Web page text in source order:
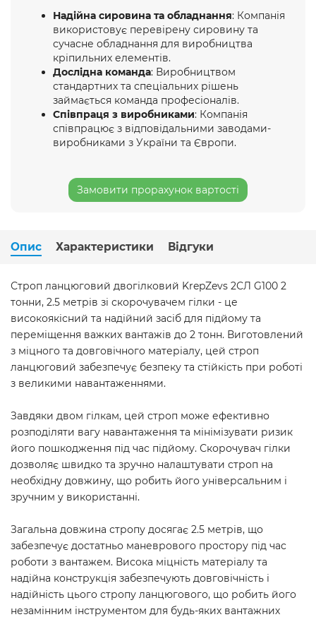
Надійна сировина та обладнання: Компанія
використовує перевірену сировину та
сучасне обладнання для виробництва
кріпильних елементів.
Дослідна команда: Виробництвом
стандартних та спеціальних рішень
займається команда професіоналів.
Співпраця з виробниками: Компанія
співпрацює з відповідальними заводами-
виробниками з України та Європи.
Замовити прорахунок вартості
Опис Характеристики Відгуки
Строп ланцюговий двогілковий KrepZevs 2СЛ G100 2
тонни, 2.5 метрів зі скорочувачем гілки - це
високоякісний та надійний засіб для підйому та
переміщення важких вантажів до 2 тонн. Виготовлений
з міцного та довговічного матеріалу, цей строп
ланцюговий забезпечує безпеку та стійкість при роботі
з великими навантаженнями.
Завдяки двом гілкам, цей строп може ефективно
розподіляти вагу навантаження та мінімізувати ризик
його пошкодження під час підйому. Скорочувач гілки
дозволяє швидко та зручно налаштувати строп на
необхідну довжину, що робить його універсальним і
зручним у використанні.
Загальна довжина стропу досягає 2.5 метрів, що
забезпечує достатньо маневрового простору під час
роботи з вантажем. Висока міцність матеріалу та
надійна конструкція забезпечують довговічність і
надійність цього стропу ланцюгового, що робить його
незамінним інструментом для будь-яких вантажних